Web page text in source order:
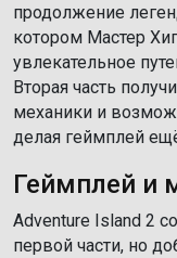
продолжение
котором Мастер
увлекательное
Вторая часть
механики и
делая геймплей
Геймплей и
Adventure Island 2
первой части, но